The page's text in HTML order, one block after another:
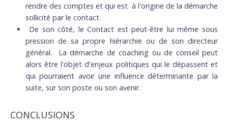
rendre des comptes et qui est à l'origine de la démarche
sollicité par le contact.
De son côté, le Contact est peut-être lui même sous
pression de sa propre hiérarchie ou de son directeur
général. La démarche de coaching ou de conseil peut
alors être l'objet d'enjeux politiques qui le dépassent et
qui pourraient avoir une influence déterminante par la
suite, sur son poste ou son avenir.
CONCLUSIONS